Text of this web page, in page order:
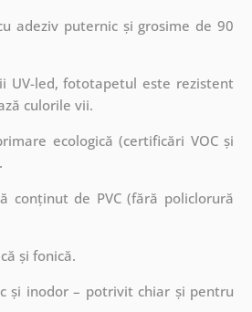
adeziv puternic și grosime de 90
UV-led, fototapetul este rezistent
culorile vii.
ecologică (certificări VOC și
conținut de PVC (fără policlorură
și fonică.
și inodor – potrivit chiar și pentru